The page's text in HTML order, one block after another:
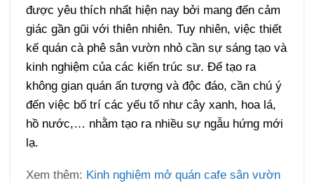
được yêu thích nhất hiện nay bởi mang đến cảm
giác gần gũi với thiên nhiên. Tuy nhiên, việc thiết
kế quán cà phê sân vườn nhỏ cần sự sáng tạo và
kinh nghiệm của các kiến trúc sư. Để tạo ra
không gian quán ấn tượng và độc đáo, cần chú ý
đến việc bố trí các yếu tố như cây xanh, hoa lá,
hồ nước,… nhằm tạo ra nhiều sự ngẫu hứng mới
lạ.
Xem thêm: Kinh nghiệm mở quán cafe sân vườn